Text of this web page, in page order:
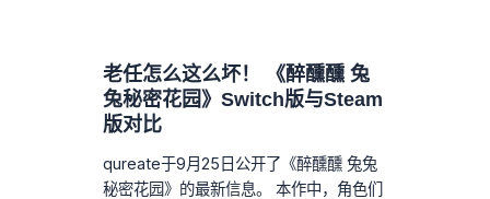
老任怎么这么坏！ 《醉醺醺 兔
兔秘密花园》Switch版与Steam
版对比
qureate于9月25日公开了《醉醺醺 兔兔
秘密花园》的最新信息。 本作中，角色们